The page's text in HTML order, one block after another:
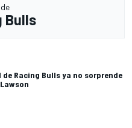
Bulls
de Racing Bulls ya no sorprende